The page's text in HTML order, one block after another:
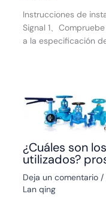
Instrucciones de
Signal 1、
a la especificación
¿Cuáles son
utilizados?
Deja un comentario /
Lan qing